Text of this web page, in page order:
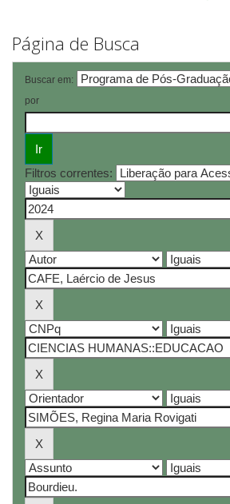
Página de Busca
Buscar em:
por
Filtros correntes: